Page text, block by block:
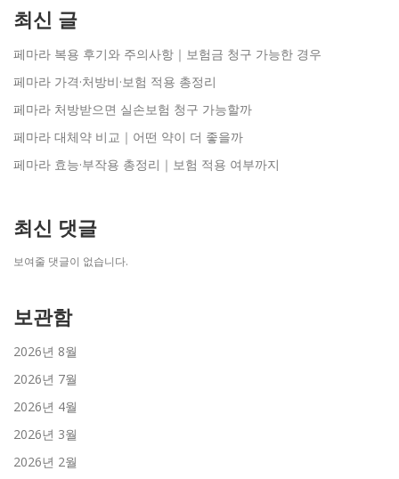
최신 글
페마라 복용 후기와 주의사항｜보험금 청구 가능한 경우
페마라 가격·처방비·보험 적용 총정리
페마라 처방받으면 실손보험 청구 가능할까
페마라 대체약 비교｜어떤 약이 더 좋을까
페마라 효능·부작용 총정리｜보험 적용 여부까지
최신 댓글
보여줄 댓글이 없습니다.
보관함
2026년 8월
2026년 7월
2026년 4월
2026년 3월
2026년 2월